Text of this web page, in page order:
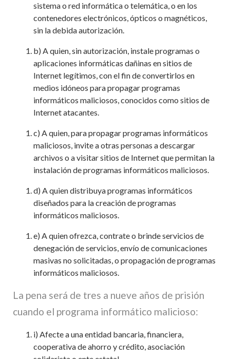
sistema o red informática o telemática, o en los
contenedores electrónicos, ópticos o magnéticos,
sin la debida autorización.
b) A quien, sin autorización, instale programas o
aplicaciones informáticas dañinas en sitios de
Internet legítimos, con el fin de convertirlos en
medios idóneos para propagar programas
informáticos maliciosos, conocidos como sitios de
Internet atacantes.
c) A quien, para propagar programas informáticos
maliciosos, invite a otras personas a descargar
archivos o a visitar sitios de Internet que permitan la
instalación de programas informáticos maliciosos.
d) A quien distribuya programas informáticos
diseñados para la creación de programas
informáticos maliciosos.
e) A quien ofrezca, contrate o brinde servicios de
denegación de servicios, envío de comunicaciones
masivas no solicitadas, o propagación de programas
informáticos maliciosos.
La pena será de tres a nueve años de prisión
cuando el programa informático malicioso:
i) Afecte a una entidad bancaria, financiera,
cooperativa de ahorro y crédito, asociación